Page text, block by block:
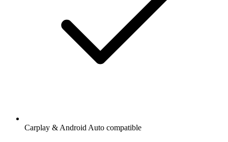
Carplay & Android Auto compatible